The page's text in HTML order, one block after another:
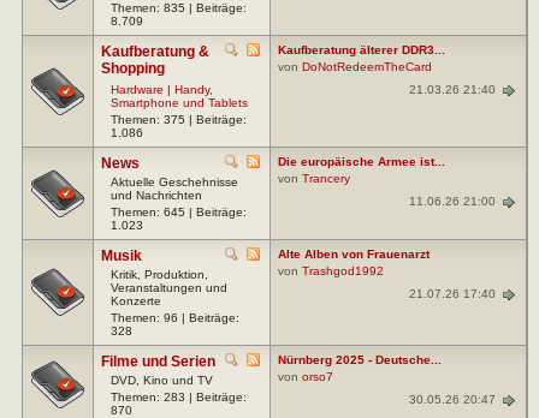
Themen: 835 | Beiträge:
8.709
Kaufberatung &
Shopping
Hardware | Handy,
Smartphone und Tablets
Themen: 375 | Beiträge:
1.086
Kaufberatung älterer DDR3...
von DoNotRedeemTheCard
21.03.26 21:40
News
Aktuelle Geschehnisse
und Nachrichten
Themen: 645 | Beiträge:
1.023
Die europäische Armee ist...
von Trancery
11.06.26 21:00
Musik
Kritik, Produktion,
Veranstaltungen und
Konzerte
Themen: 96 | Beiträge:
328
Alte Alben von Frauenarzt
von Trashgod1992
21.07.26 17:40
Filme und Serien
DVD, Kino und TV
Themen: 283 | Beiträge:
870
Nürnberg 2025 - Deutsche...
von orso7
30.05.26 20:47